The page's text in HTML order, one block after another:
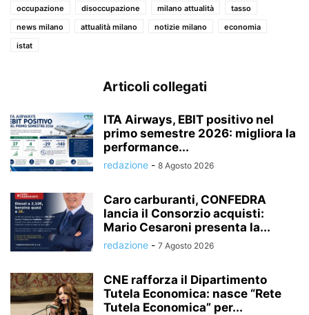
occupazione
disoccupazione milano attualità
tasso
news milano
attualità milano notizie milano
economia
istat
Articoli collegati
ITA Airways, EBIT positivo nel
primo semestre 2026: migliora la
performance...
redazione - 8 Agosto 2026
Caro carburanti, CONFEDRA
lancia il Consorzio acquisti:
Mario Cesaroni presenta la...
redazione - 7 Agosto 2026
CNE rafforza il Dipartimento
Tutela Economica: nasce “Rete
Tutela Economica” per...